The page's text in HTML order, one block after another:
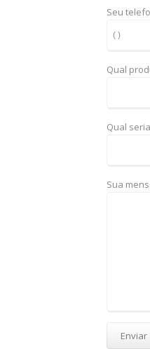
Seu
Qual
Qual
Sua